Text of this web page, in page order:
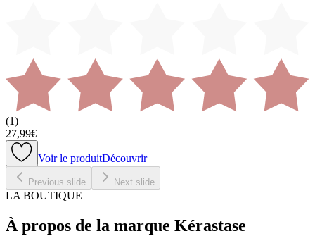
(1)
27,99€
Voir le produitDécouvrir
Previous slide Next slide
LA BOUTIQUE
À propos de la marque Kérastase